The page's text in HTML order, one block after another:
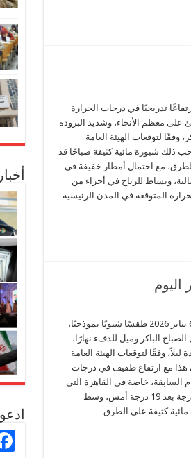
تدريجيًا في درجات الحرارة
على معظم الأنحاء، وشديد البرودة
وفقًا لتوقعات الهيئة العامة
ذلك شبورة مائية كثيفة صباحًا قد
مع احتمال أمطار خفيفة في
ونشاط للرياح في أجزاء من
المتوقعة في المدن الرئيسية
تشهد اليوم الثلاثاء 6 يناير 2026 طقسًا شتويًا نموذجيًا،
الباكر وميل للدفء نهارًا،
وفقًا لتوقعات الهيئة العامة
هذا مع ارتفاع طفيف في درجات
السابقة، خاصة في القاهرة التي
سجلت عظمى 21 درجة بعد 19 درجة أمس، وسط
كثيفة على الطرق …